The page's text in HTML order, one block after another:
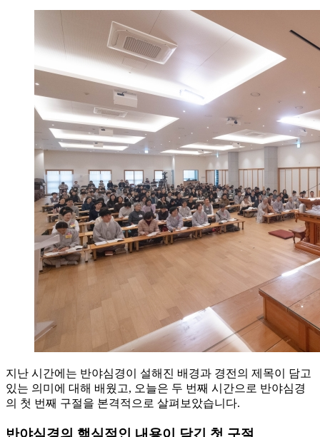
지난 시간에는 반야심경이 설해진 배경과 경전의 제목이 담고
있는 의미에 대해 배웠고, 오늘은 두 번째 시간으로 반야심경
의 첫 번째 구절을 본격적으로 살펴보았습니다.
반야심경의 핵심적인 내용이 담긴 첫 구절